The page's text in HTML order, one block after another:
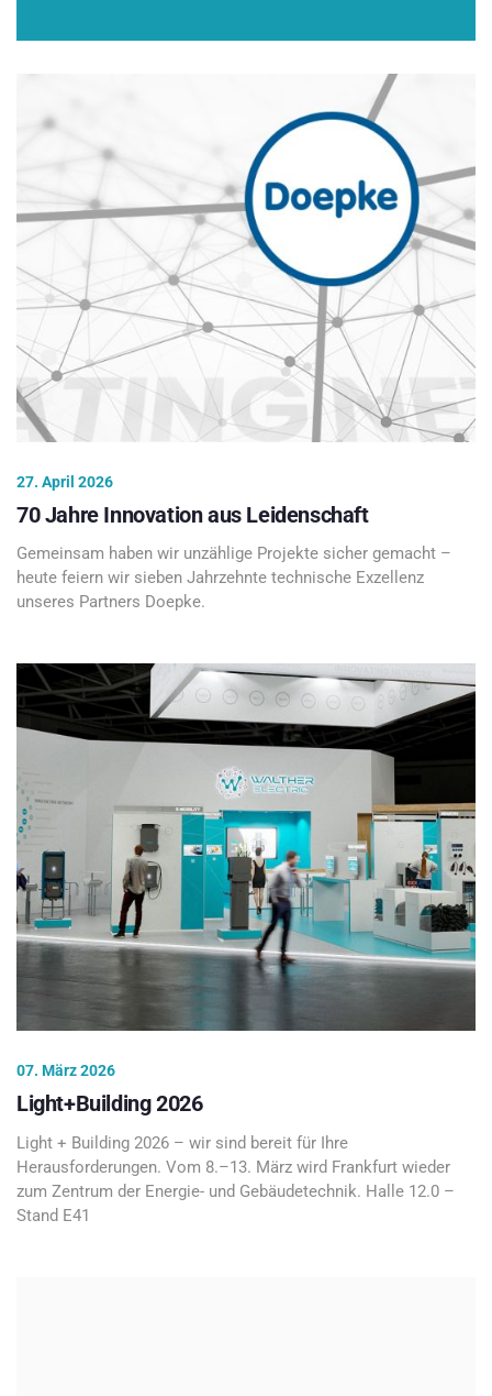
27. April 2026
70 Jahre Innovation aus Leidenschaft
Gemeinsam haben wir unzählige Projekte sicher gemacht –
heute feiern wir sieben Jahrzehnte technische Exzellenz
unseres Partners Doepke.
07. März 2026
Light+Building 2026
Light + Building 2026 – wir sind bereit für Ihre
Herausforderungen. Vom 8.–13. März wird Frankfurt wieder
zum Zentrum der Energie- und Gebäudetechnik. Halle 12.0 –
Stand E41